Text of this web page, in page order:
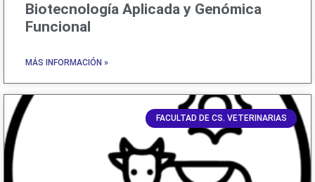
Biotecnología Aplicada y Genómica
Funcional
MÁS INFORMACIÓN »
FACULTAD DE CS. VETERINARIAS